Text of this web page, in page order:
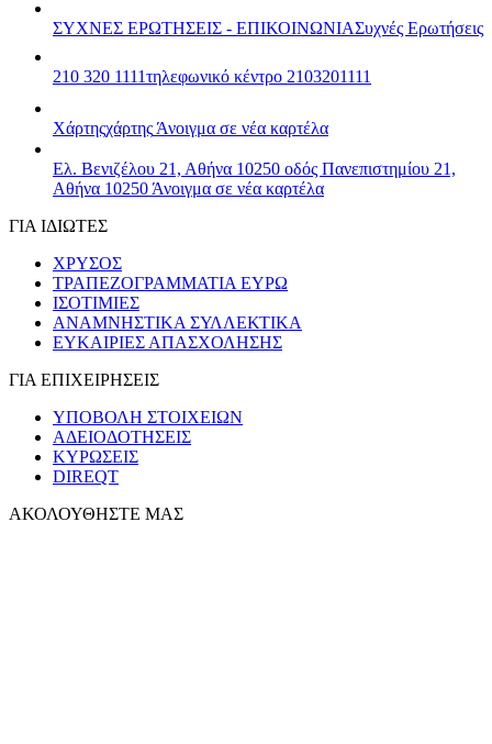
ΣΥΧΝΕΣ ΕΡΩΤΗΣΕΙΣ - ΕΠΙΚΟΙΝΩΝΙΑΣυχνές Ερωτήσεις
210 320 1111τηλεφωνικό κέντρο 2103201111
Χάρτηςχάρτης Άνοιγμα σε νέα καρτέλα
Ελ. Βενιζέλου 21, Αθήνα 10250 οδός Πανεπιστημίου 21,
Αθήνα 10250 Άνοιγμα σε νέα καρτέλα
ΓΙΑ ΙΔΙΩΤΕΣ
ΧΡΥΣΟΣ
ΤΡΑΠΕΖΟΓΡΑΜΜΑΤΙΑ ΕΥΡΩ
ΙΣΟΤΙΜΙΕΣ
ΑΝΑΜΝΗΣΤΙΚΑ ΣΥΛΛΕΚΤΙΚΑ
ΕΥΚΑΙΡΙΕΣ ΑΠΑΣΧΟΛΗΣΗΣ
ΓΙΑ ΕΠΙΧΕΙΡΗΣΕΙΣ
ΥΠΟΒΟΛΗ ΣΤΟΙΧΕΙΩΝ
ΑΔΕΙΟΔΟΤΗΣΕΙΣ
ΚΥΡΩΣΕΙΣ
DIREQT
ΑΚΟΛΟΥΘΗΣΤΕ ΜΑΣ